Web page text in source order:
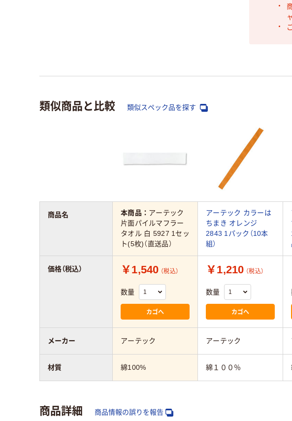
類似商品と比較 類似スペック品を探す
本商品： アーテック
片面パイルマフラー
タオル 白 5927 1セッ
ト(5枚)（直送品）
アーテック カラーは
ちまき オレンジ
2843 1パック（10本
組）
￥1,540 （税込）
数量
カゴへ
￥1,210 （税込）
数量
カゴへ
アーテック アーテック
綿100% 綿１００％
商品名
価格（税込）
メーカー
材質
商品詳細 商品情報の誤りを報告